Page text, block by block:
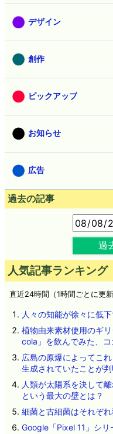
デザイン
創作
ピックアップ
お知らせ
広告
過去の記事
過
人気記事ランキング
直近24時間（1時間ごとに更
人々の知能が徐々に低
植物由来素材使用のギ
cola」を飲んでみた、
広島の原爆によってこ
生成されていたことが判
人類が太陽系を決して
という最大の壁とは？
細菌と古細菌はそれぞ
Google「Pixel 11」シ